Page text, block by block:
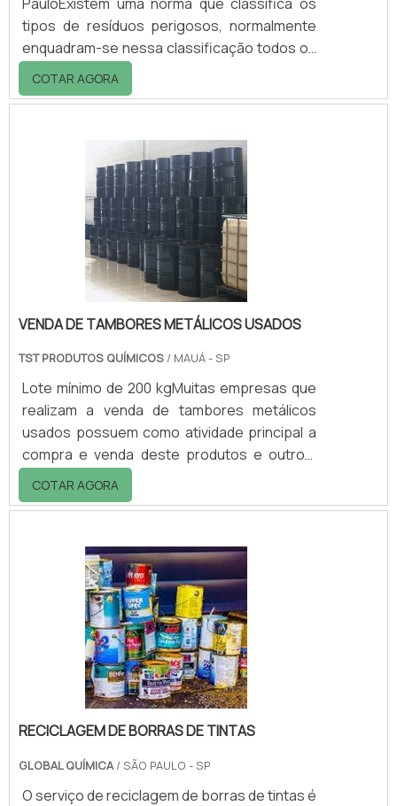
tipos de resíduos perigosos, normalmente
enquadram-se nessa classificação todos os
resíduos produzidos pelas atividades
desenvolvida em hospitais, clínicas
outros que possam apresentar problemas
de para o meio ambiente ou infecção e
contaminação em seres humanos. Esses
estabelecimentos são responsáveis pela
destinação de resíduos perigosos de
maneira segura e correta, a fim de que.
COTAR AGORA
VENDA DE TAMBORES METÁLICOS USADOS
TST PRODUTOS QUÍMICOS / MAUÁ - SP
Lote mínimo de 200 kgMuitas empresas que
realizam a venda de tambores metálicos
usados possuem como atividade principal a
compra e venda deste produtos e outros,
como bombonas, galões e containers
usados, com o objetivo de oferecer aos
sempre respeitando as normas ambientais e
pensando na sustentabilidade e na
preservação do meio ambiente.As utilidades
dos tambores Os tambores podem ser
aplicados em diversos segmentos sendo
eles econômicos ou sociais onde ex.
COTAR AGORA
RECICLAGEM DE BORRAS DE TINTAS
GLOBAL QUÍMICA/ SÃO PAULO - SP
O serviço de reciclagem de borras de tintas é